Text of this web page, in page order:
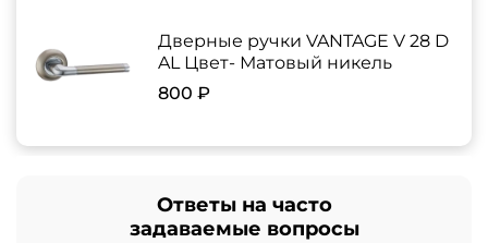
Дверные ручки VANTAGE V 28 D
AL Цвет- Матовый никель
800 ₽
Ответы на часто
задаваемые вопросы